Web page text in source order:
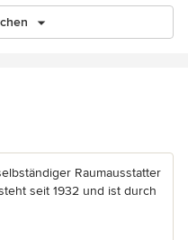
5 Sternen
Raumausstatter
seit 1932 und ist durch